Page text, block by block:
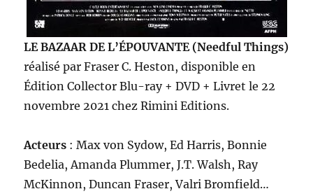
LE BAZAAR DE L’ÉPOUVANTE (Needful Things)
réalisé par Fraser C. Heston, disponible en
Édition Collector Blu-ray + DVD + Livret le 22
novembre 2021 chez Rimini Editions.
Acteurs : Max von Sydow, Ed Harris, Bonnie
Bedelia, Amanda Plummer, J.T. Walsh, Ray
McKinnon, Duncan Fraser, Valri Bromfield…